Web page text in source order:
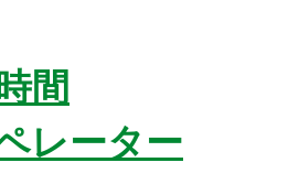
間
レーター